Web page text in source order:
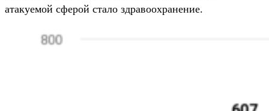
атакуемой сферой стало здравоохранение.